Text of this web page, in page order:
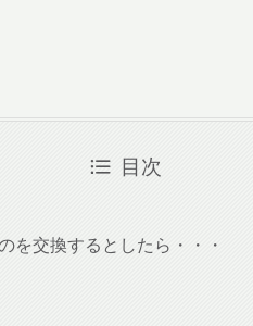
目次
を交換するとしたら・・・